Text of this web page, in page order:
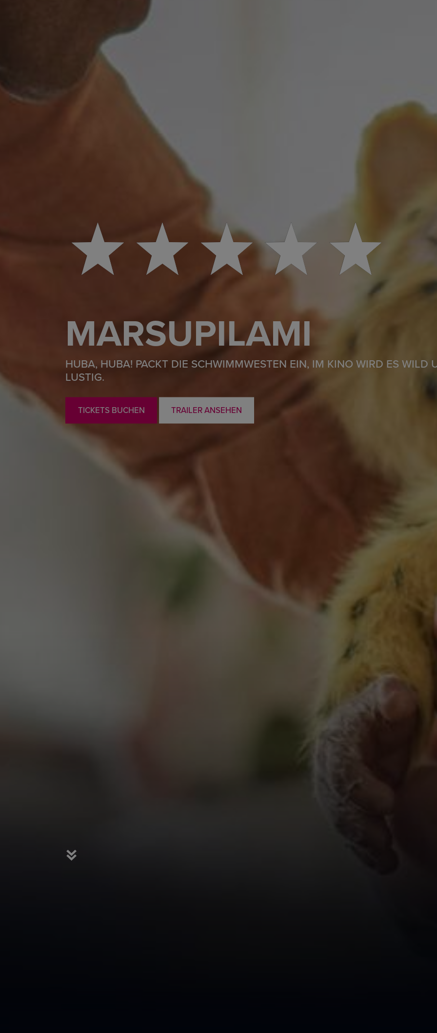
MARSUPILAMI
HUBA, HUBA! PACKT DIE SCHWIMMWESTEN EIN, IM KINO WIRD ES WILD
LUSTIG.
TICKETS BUCHEN TRAILER ANSEHEN